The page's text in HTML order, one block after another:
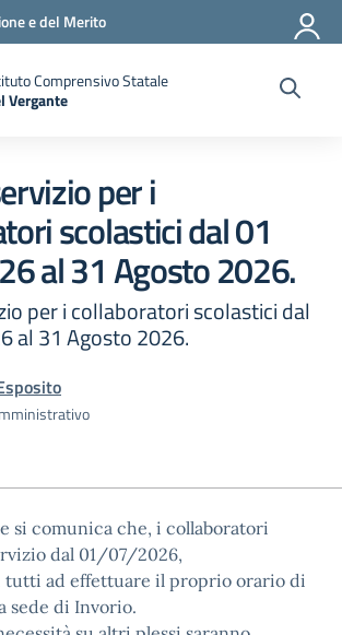
e del Merito
Comprensivo Statale
Vergante
Visita la pagina iniziale della scuola
per i
scolastici dal 01
al 31 Agosto 2026.
per i collaboratori scolastici dal
al 31 Agosto 2026.
si comunica che, i collaboratori
dal 01/07/2026,
tutti ad effettuare il proprio orario di
sede di Invorio.